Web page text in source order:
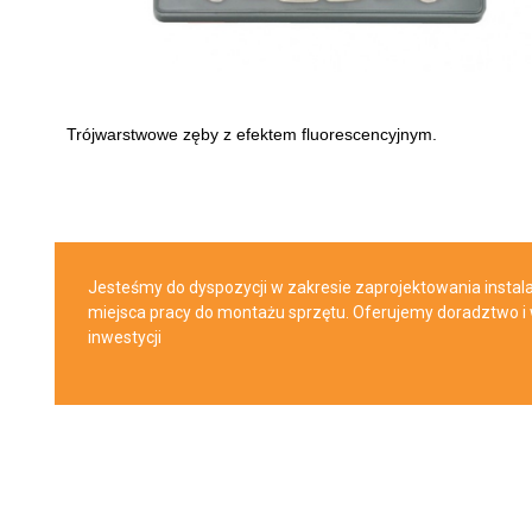
Trójwarstwowe zęby z efektem fluorescencyjnym.
Jesteśmy do dyspozycji w zakresie zaprojektowania
miejsca pracy do montażu sprzętu. Oferujemy doradztwo
inwestycji